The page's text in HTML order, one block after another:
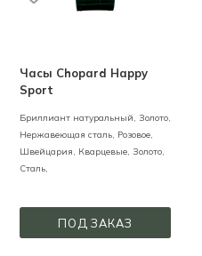
Часы Chopard Happy
Sport
Бриллиант натуральный, Золото,
Нержавеющая сталь, Розовое,
Швейцария,
Кварцевые, Золото,
Сталь,
ПОД ЗАКАЗ